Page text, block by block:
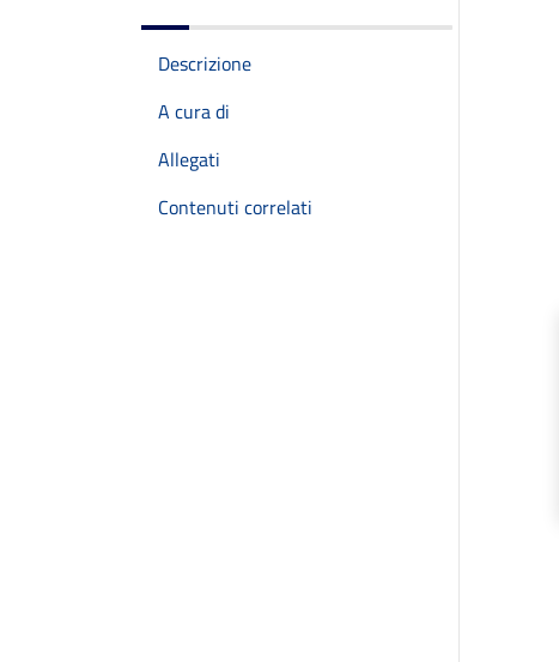
Descrizione
A cura di
Allegati
Contenuti correlati